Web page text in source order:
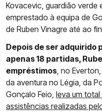
Kovacevic, guardião verde
emprestado à equipa de
de Ruben Vinagre até ao
Depois de ser adquirido
apenas 18 partidas,
empréstimos, no
da aventura no Légia, da
Gonçalo Feio, leva um
assistências realizadas